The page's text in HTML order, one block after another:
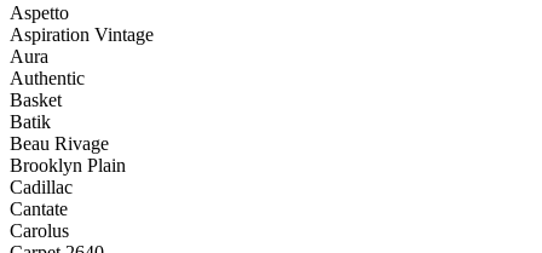
Aspetto
Aspiration Vintage
Aura
Authentic
Basket
Batik
Beau Rivage
Brooklyn Plain
Cadillac
Cantate
Carolus